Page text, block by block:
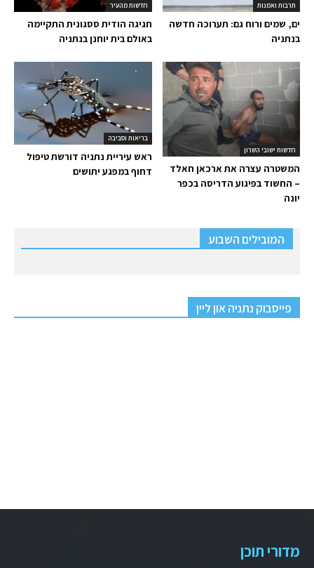
חדשות מהעיר
חגיגה הודית ססגונית התקיימה
באולם בית יוחנן בנתניה
תרבות ואמנות
ים, שמים ורוח גם: תערוכה חדשה
בנתניה
בריאות וסביבה
ראש עיריית נתניה דורשת טיפול
דחוף במפגע יתושים
חדשות ישובי השרון
המשטרה עצרה את ארכאן חאלד
– החשוד בפיגוע הדריסה בכפר
יונה
המובילים השבוע
פייסבוק נתניה און ליין
מדורי תוכן